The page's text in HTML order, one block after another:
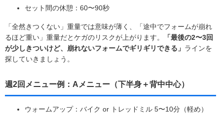
セット間の休憩：60〜90秒
「全然きつくない」重量では意味が薄く、「途中でフォームが崩れ
るほど重い」重量だとケガのリスクが上がります。
「最後の2〜3回
が少しきついけど、崩れないフォームでギリギリできる」 ラインを
探していきましょう。
週2回メニュー例：Aメニュー（下半身＋背中中心）
ウォームアップ：バイク or トレッドミル 5〜10分（軽め）